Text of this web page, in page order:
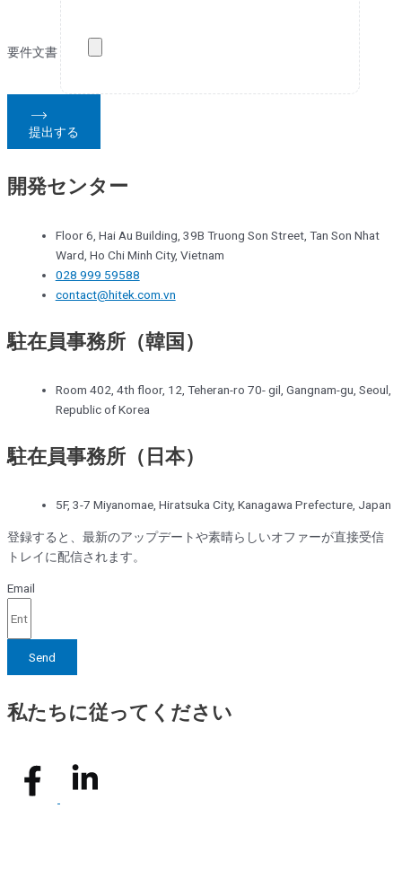
要件文書
提出する
開発センター
Floor 6, Hai Au Building, 39B Truong Son Street, Tan Son Nhat
Ward, Ho Chi Minh City, Vietnam
028 999 59588
contact@hitek.com.vn
駐在員事務所（韓国）
Room 402, 4th floor, 12, Teheran-ro 70- gil, Gangnam-gu, Seoul,
Republic of Korea
駐在員事務所（日本）
5F, 3-7 Miyanomae, Hiratsuka City, Kanagawa Prefecture, Japan
登録すると、最新のアップデートや素晴らしいオファーが直接受信
トレイに配信されます。
Email
Send
私たちに従ってください